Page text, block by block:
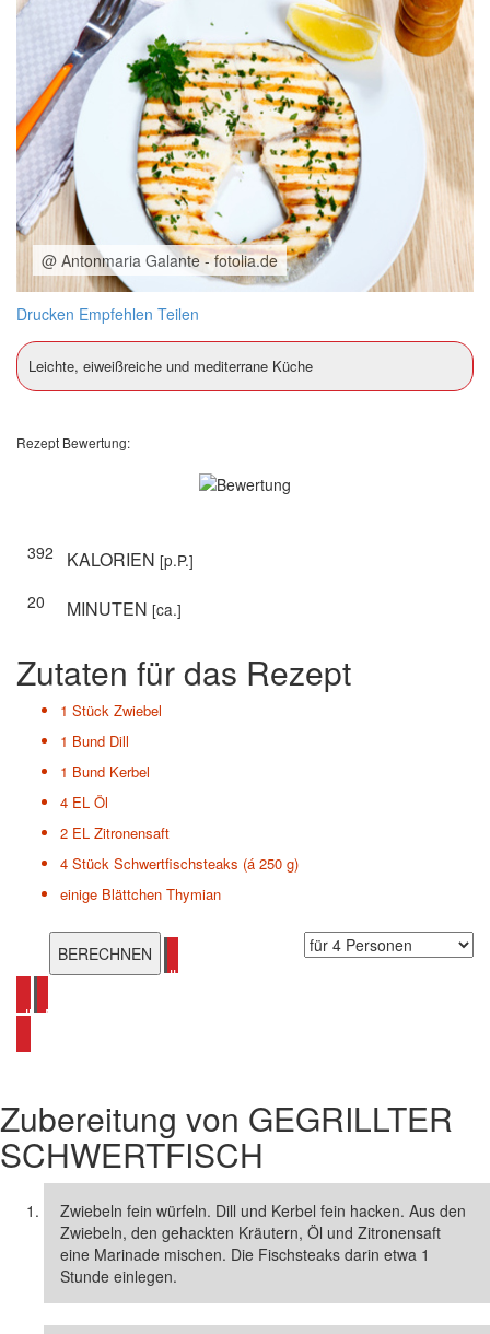
@ Antonmaria Galante - fotolia.de
Drucken Empfehlen Teilen
Leichte, eiweißreiche und mediterrane Küche
Rezept Bewertung:
392 KALORIEN [p.P.]
20
MINUTEN [ca.]
Zutaten für das Rezept
1 Stück Zwiebel
1 Bund Dill
1 Bund Kerbel
4 EL Öl
2 EL Zitronensaft
4 Stück Schwertfischsteaks (á 250 g)
einige Blättchen Thymian
alle eiweißhaltige Rezepte ansehen
alle Mediterane Rezepte ansehen
Zubereitung von GEGRILLTER
SCHWERTFISCH
Zwiebeln fein würfeln. Dill und Kerbel fein hacken. Aus den
Zwiebeln, den gehackten Kräutern, Öl und Zitronensaft
eine Marinade mischen. Die Fischsteaks darin etwa 1
Stunde einlegen.